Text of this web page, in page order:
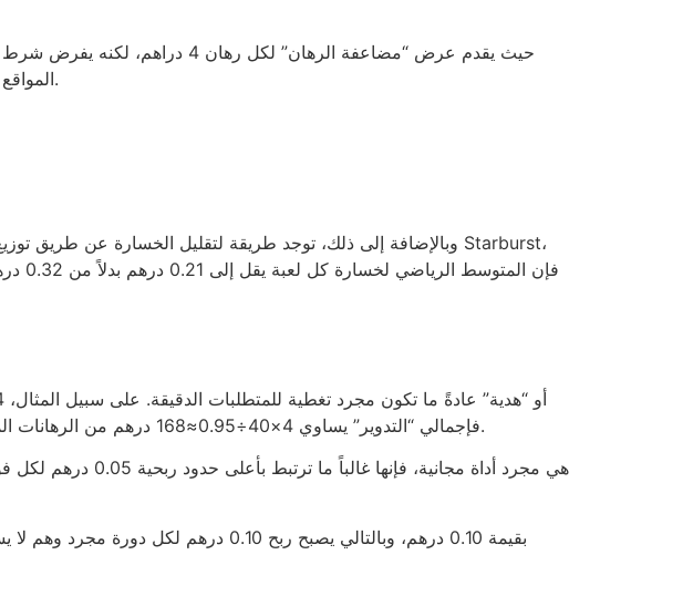
المواقع تكتفي بفرض حد سحب 50 درهماً فقط، ما يجعل الفارق بينهما واضحاً كالفرق بين شاحنة ونقطة.
دورة لعب 40 مرة للرهان. إذا كانت اللعبة لديها RTP 95٪، فإجمالي “التدوير” يساوي 4×40÷0.95≈168 درهم من الرهانات المقصودة قبل الحصول على أي سحب.